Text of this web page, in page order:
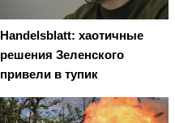
Handelsblatt: хаотичные
решения Зеленского
привели в тупик